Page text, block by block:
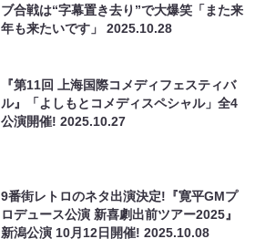
ブ合戦は“字幕置き去り”で大爆笑「また来
年も来たいです」2025.10.28
『第11回 上海国際コメディフェスティバ
ル』「よしもとコメディスペシャル」全4
公演開催!2025.10.27
9番街レトロのネタ出演決定!『寛平GMプ
ロデュース公演 新喜劇出前ツアー2025』
新潟公演 10月12日開催!2025.10.08